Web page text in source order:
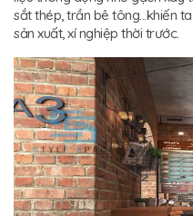
sắt thép, trần bê tông...khiến
sản xuất, xí nghiệp thời trước.